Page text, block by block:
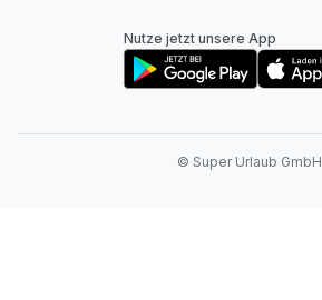
Nutze jetzt unsere App
© Super Urlaub GmbH